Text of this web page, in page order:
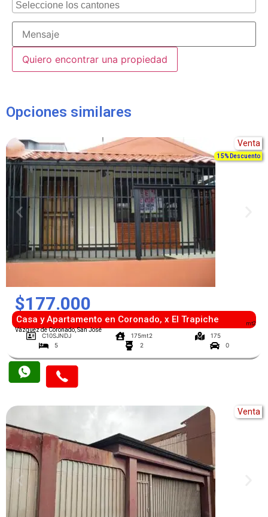
Opciones similares
mt2
Venta
15% Descuento
$177.000
Casa y Apartamento en Coronado, x El Trapiche
Vázquez de Coronado, San José
C10SJNDJ 175mt2
175
5
2 0
Venta